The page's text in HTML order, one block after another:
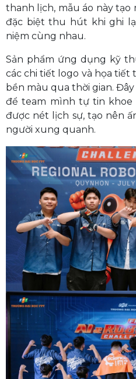
thanh lịch, mẫu áo này tạo
đặc biệt thu hút khi ghi
niệm cùng nhau.
Sản phẩm ứng dụng kỹ
các chi tiết logo và họa tiết
bền màu qua thời gian.
để team mình tự tin khoe
được nét lịch sự, tạo nên
người xung quanh.